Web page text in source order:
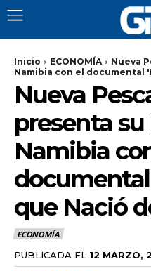
Inicio ECONOMÍA
Nueva
Namibia con el documental
Nueva
presenta
Namibia
documental
que Nació
ECONOMÍA
PUBLICADA EL 12 MARZO,